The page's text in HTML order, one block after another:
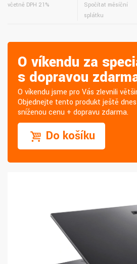
včetně DPH 21%
Spočítat měsíční
splátku
O víkendu za
s dopravou
O víkendu jsme pro Vás zlevnili
Objednejte tento produkt ještě
sníženou cenu + dopravu zdarma.
Do košíku